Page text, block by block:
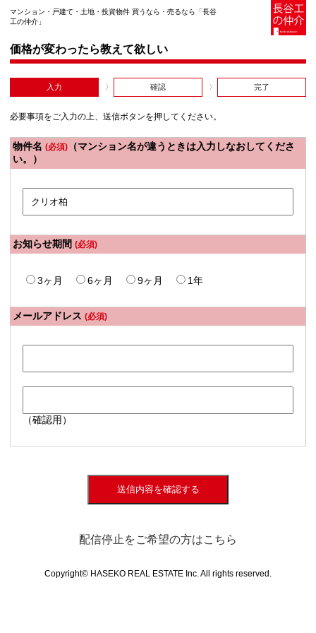
マンション・戸建て・土地・投資物件 買うなら・売るなら「長谷
工の仲介」
価格が変わったら教えて欲しい
入力 確認 完了
必要事項をご入力の上、送信ボタンを押してください。
物件名 (必須) （マンション名が違うときは入力しなおしてくださ
い。）
お知らせ期間 (必須)
3ヶ月 6ヶ月 9ヶ月 1年
メールアドレス (必須)
（確認用）
送信内容を確認する
配信停止をご希望の方はこちら
Copyright© HASEKO REAL ESTATE Inc. All rights reserved.